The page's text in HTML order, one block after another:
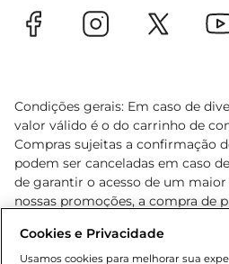
Condições gerais: Em caso de
valor válido é o do carrinho de
Compras sujeitas a confirmação
podem ser canceladas em caso
de garantir o acesso de um
nossas promoções, a compra de
cliente. Os preços, ofertas e
o e-commerce e válidos durante
Cookies e Privacidade
Usamos cookies para melhorar sua